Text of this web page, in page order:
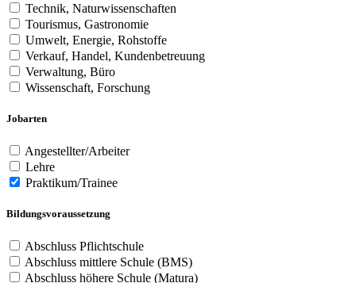
Technik, Naturwissenschaften
Tourismus, Gastronomie
Umwelt, Energie, Rohstoffe
Verkauf, Handel, Kundenbetreuung
Verwaltung, Büro
Wissenschaft, Forschung
Jobarten
Angestellter/Arbeiter
Lehre
Praktikum/Trainee
Bildungsvoraussetzung
Abschluss Pflichtschule
Abschluss mittlere Schule (BMS)
Abschluss höhere Schule (Matura)